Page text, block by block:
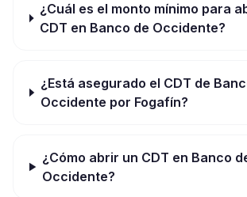
¿Cuál es el monto mínimo para
CDT en Banco de Occidente?
¿Está asegurado el CDT de
Occidente por Fogafín?
¿Cómo abrir un CDT en Banco
Occidente?